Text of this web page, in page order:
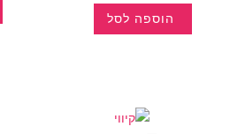
הוספה לסל